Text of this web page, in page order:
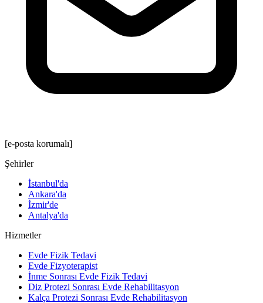
[e-posta korumalı]
Şehirler
İstanbul'da
Ankara'da
İzmir'de
Antalya'da
Hizmetler
Evde Fizik Tedavi
Evde Fizyoterapist
İnme Sonrası Evde Fizik Tedavi
Diz Protezi Sonrası Evde Rehabilitasyon
Kalça Protezi Sonrası Evde Rehabilitasyon